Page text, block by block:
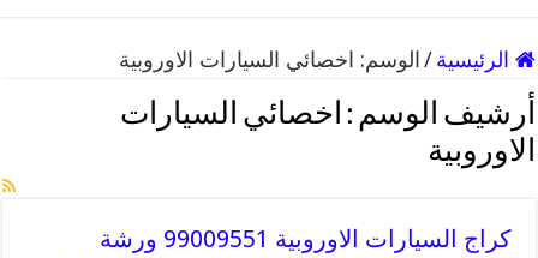
الرئيسية / الوسم: اخصائي السيارات الاوروبية
أرشيف الوسم : اخصائي السيارات
الاوروبية
كراج السيارات الاوروبية 99009551 ورشة